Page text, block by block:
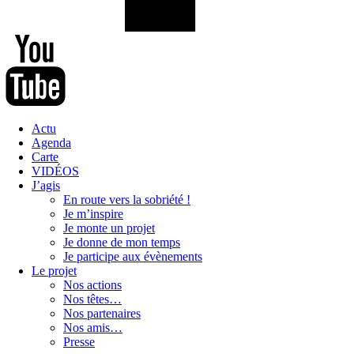
Actu
Agenda
Carte
VIDÉOS
J’agis
En route vers la sobriété !
Je m’inspire
Je monte un projet
Je donne de mon temps
Je participe aux évènements
Le projet
Nos actions
Nos têtes…
Nos partenaires
Nos amis…
Presse